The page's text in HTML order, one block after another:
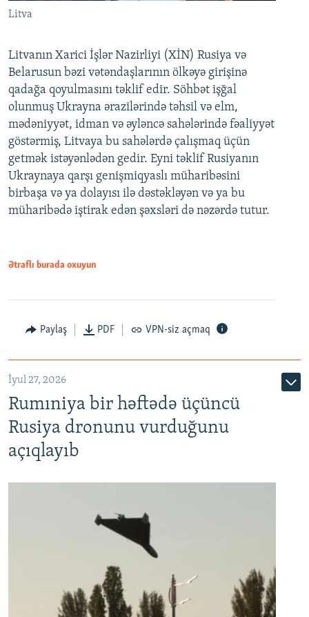
Litva
Litvanın Xarici İşlər Nazirliyi (XİN) Rusiya və
Belarusun bəzi vətəndaşlarının ölkəyə girişinə
qadağa qoyulmasını təklif edir. Söhbət işğal
olunmuş Ukrayna ərazilərində təhsil və elm,
mədəniyyət, idman və əyləncə sahələrində fəaliyyət
göstərmiş, Litvaya bu sahələrdə çalışmaq üçün
getmək istəyənlədən gedir. Eyni təklif Rusiyanın
Ukraynaya qarşı genişmiqyaslı müharibəsini
birbaşa və ya dolayısı ilə dəstəkləyən və ya bu
müharibədə iştirak edən şəxsləri də nəzərdə tutur.
Ətraflı burada oxuyun
Paylaş PDF VPN-siz açmaq
İyul 27, 2026
Rumıniya bir həftədə üçüncü
Rusiya dronunu vurduğunu
açıqlayıb